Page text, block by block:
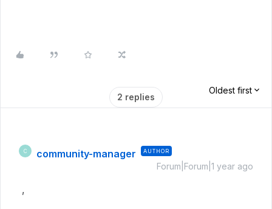
2 replies
Oldest first
C community-manager AUTHOR
Forum|Forum|1 year ago
,